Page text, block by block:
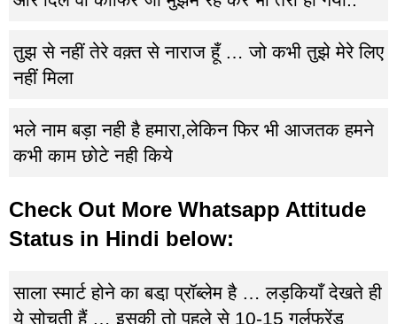
तुझ से नहीं ‪तेरे‬ वक़्त से नाराज हूँ … जो कभी तुझे ‪मेरे‬ लिए
नहीं मिला
भले नाम बड़ा नही है हमारा,लेकिन फिर भी आजतक हमने
कभी काम छोटे नही किये
Check Out More Whatsapp Attitude
Status in Hindi below:
साला स्मार्ट होने का बडा़ प्रॉब्लेम है … लड़कियाँ देखते ही
ये सोचती हैं … इसकी तो पहले से 10-15 गर्लफ्रेंड